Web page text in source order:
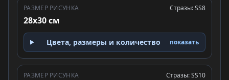
РАЗМЕР РИСУНКА
28x30 см
Стразы: SS8
Цвета, размеры и количество показать
РАЗМЕР РИСУНКА Стразы: SS10